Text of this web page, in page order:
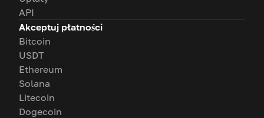
API
Akceptuj płatności
Bitcoin
USDT
Ethereum
Solana
Litecoin
Dogecoin